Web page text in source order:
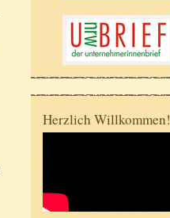
Herzlich Willkommen!